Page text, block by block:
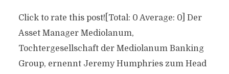
Click to rate this post![Total: 0 Average: 0] Der
Asset Manager Mediolanum,
Tochtergesellschaft der Mediolanum Banking
Group, ernennt Jeremy Humphries zum Head